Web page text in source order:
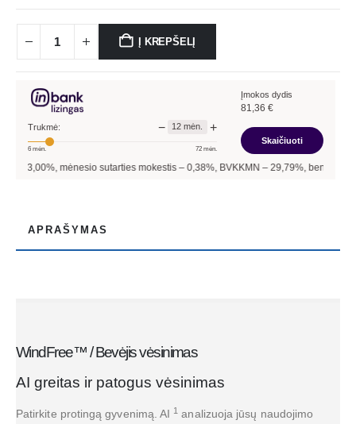
Į KREPŠELĮ
Trukmė: − 12 mėn. +
6 mėn. 72mėn.
Įmokos dydis
81,36 €
Skaičiuoti
mokestis –0,38%, BVKKMN –29,79 %, bendra mokėtina suma –976,32
APRAŠYMAS
WindFree™ / Bevėjis vėsinimas
AI greitas ir patogus vėsinimas
Patirkite protingą gyvenimą. AI 1 analizuoja jūsų naudojimo